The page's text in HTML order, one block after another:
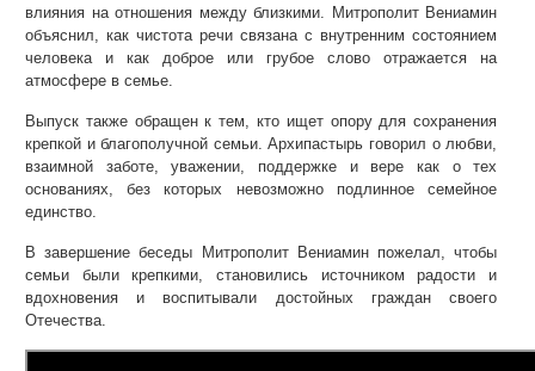
влияния на отношения между близкими. Митрополит Вениамин
объяснил, как чистота речи связана с внутренним состоянием
человека и как доброе или грубое слово отражается на
атмосфере в семье.
Выпуск также обращен к тем, кто ищет опору для сохранения
крепкой и благополучной семьи. Архипастырь говорил о любви,
взаимной заботе, уважении, поддержке и вере как о тех
основаниях, без которых невозможно подлинное семейное
единство.
В завершение беседы Митрополит Вениамин пожелал, чтобы
семьи были крепкими, становились источником радости и
вдохновения и воспитывали достойных граждан своего
Отечества.